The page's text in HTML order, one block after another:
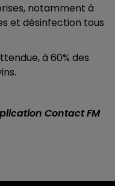
notamment à
et désinfection tous
à 60% des
Contact FM